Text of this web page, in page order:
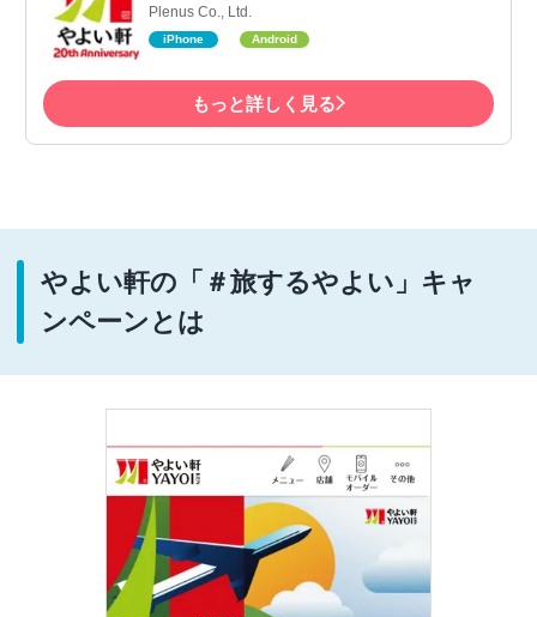
Plenus Co., Ltd.
iPhone Android
もっと詳しく見る
やよい軒の「＃旅するやよい」キャ
ンペーンとは